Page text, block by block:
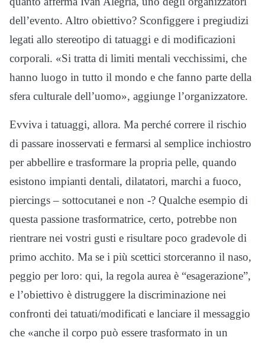
dell’evento. Altro obiettivo? Sconfiggere i pregiudizi
legati allo stereotipo di tatuaggi e di modificazioni
corporali. «Si tratta di limiti mentali vecchissimi, che
hanno luogo in tutto il mondo e che fanno parte della
sfera culturale dell’uomo», aggiunge l’organizzatore.
Evviva i tatuaggi, allora. Ma perché correre il rischio
di passare inosservati e fermarsi al semplice inchiostro
per abbellire e trasformare la propria pelle, quando
esistono impianti dentali, dilatatori, marchi a fuoco,
piercings – sottocutanei e non -? Qualche esempio di
questa passione trasformatrice, certo, potrebbe non
rientrare nei vostri gusti e risultare poco gradevole di
primo acchito. Ma se i più scettici storceranno il naso,
peggio per loro: qui, la regola aurea è “esagerazione”,
e l’obiettivo è distruggere la discriminazione nei
confronti dei tatuati/modificati e lanciare il messaggio
che «anche il corpo può essere trasformato in un